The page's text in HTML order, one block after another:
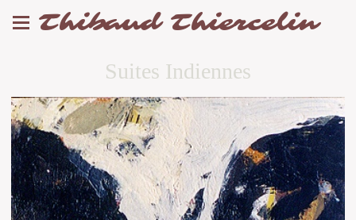
Thibaud Thiercelin
Suites Indiennes